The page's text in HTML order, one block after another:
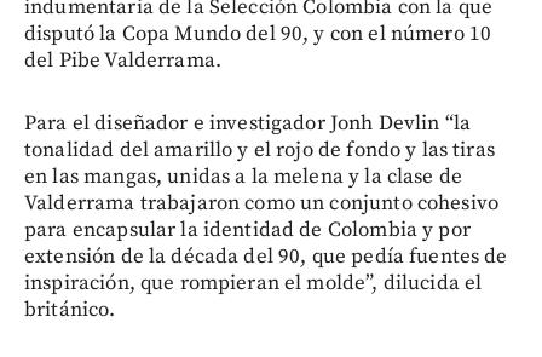
indumentaria de la Selección Colombia con la que
disputó la Copa Mundo del 90, y con el número 10
del Pibe Valderrama.
Para el diseñador e investigador Jonh Devlin “la
tonalidad del amarillo y el rojo de fondo y las tiras
en las mangas, unidas a la melena y la clase de
Valderrama trabajaron como un conjunto cohesivo
para encapsular la identidad de Colombia y por
extensión de la década del 90, que pedía fuentes de
inspiración, que rompieran el molde”, dilucida el
británico.